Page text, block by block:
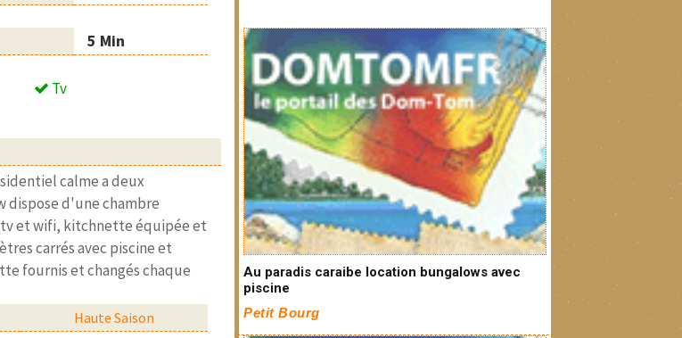
5 Min
Tv
calme a deux
dispose d'une chambre
et wifi, kitchnette équipée et
carrés avec piscine et
fournis et changés chaque
Haute Saison
Au paradis caraibe location bungalows avec
piscine
Petit Bourg